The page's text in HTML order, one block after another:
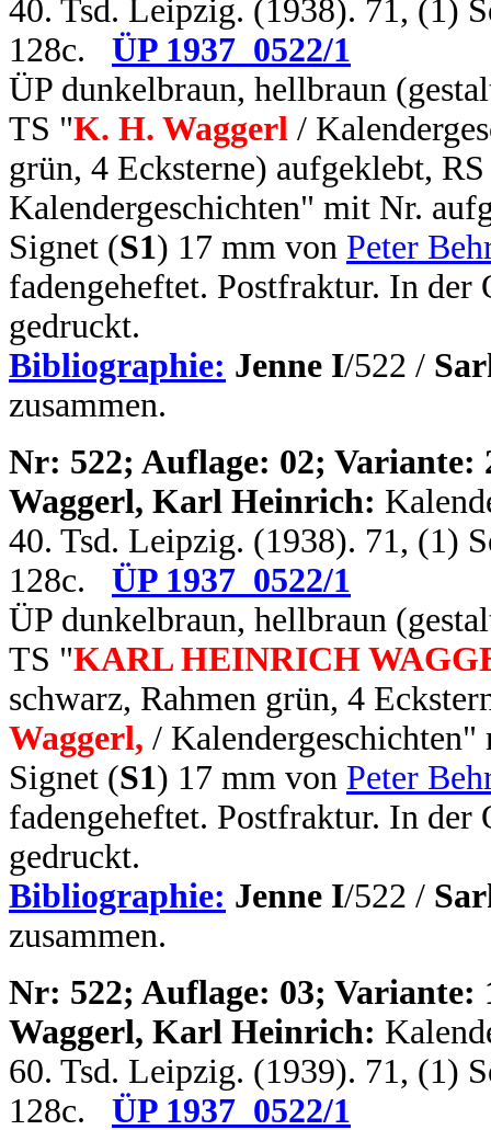
40. Tsd. Leipzig. (1938). 71, (1)
128c.
ÜP 1937_0522/1
ÜP dunkelbraun, hellbraun
TS "K. H. Waggerl /
grün, 4 Ecksterne) aufgeklebt,
Kalendergeschichten" mit Nr.
Signet (S1) 17 mm von Peter
fadengeheftet. Postfraktur. In
gedruckt.
Bibliographie: Jenne I/522 /
zusammen.
Nr: 522; Auflage: 02; Variante:
Waggerl, Karl Heinrich:
40. Tsd. Leipzig. (1938). 71, (1)
128c.
ÜP 1937_0522/1
ÜP dunkelbraun, hellbraun
TS "KARL HEINRICH
schwarz, Rahmen grün, 4
Waggerl, /
Signet (S1) 17 mm von Peter
fadengeheftet. Postfraktur. In
gedruckt.
Bibliographie: Jenne I/522 /
zusammen.
Nr: 522; Auflage: 03; Variante:
Waggerl, Karl Heinrich:
60. Tsd. Leipzig. (1939). 71, (1)
128c.
ÜP 1937_0522/1